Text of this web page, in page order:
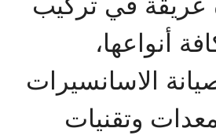
أنواعها،
الاسانسيرات
وتقنيات